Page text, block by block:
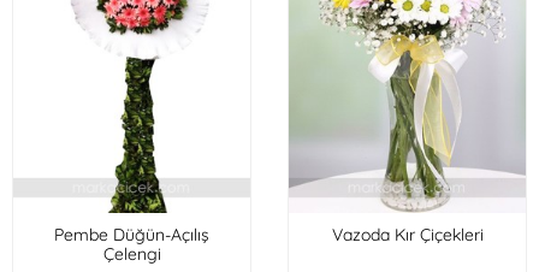
Pembe Düğün-Açılış
Çelengi
Vazoda Kır Çiçekleri